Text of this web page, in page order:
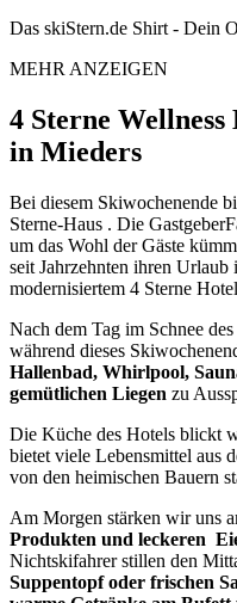
Das skiStern.de Shirt - Dein
MEHR ANZEIGEN
4 Sterne
in Mieders
Bei diesem Skiwochenende
Sterne-Haus . Die
um das Wohl der Gäste
seit Jahrzehnten ihren
modernisiertem 4 Sterne
Nach dem Tag im Schnee
während dieses
Hallenbad, Whirlpool,
gemütlichen Liegen zu
Die Küche des Hotels blickt
bietet viele Lebensmittel aus
von den heimischen Bauern
Am Morgen stärken wir uns
Produkten und leckeren
Nichtskifahrer stillen den
Suppentopf oder frischen